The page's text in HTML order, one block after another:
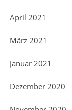
April 2021
März 2021
Januar 2021
Dezember 2020